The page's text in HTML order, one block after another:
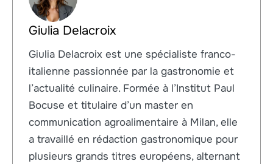
Giulia Delacroix
Giulia Delacroix est une spécialiste franco-
italienne passionnée par la gastronomie et
l’actualité culinaire. Formée à l’Institut Paul
Bocuse et titulaire d’un master en
communication agroalimentaire à Milan, elle
a travaillé en rédaction gastronomique pour
plusieurs grands titres européens, alternant